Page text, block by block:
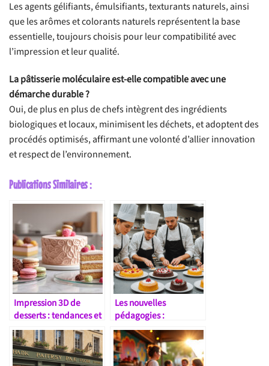
Les agents gélifiants, émulsifiants, texturants naturels, ainsi
que les arômes et colorants naturels représentent la base
essentielle, toujours choisis pour leur compatibilité avec
l’impression et leur qualité.
La pâtisserie moléculaire est-elle compatible avec une
démarche durable ?
Oui, de plus en plus de chefs intègrent des ingrédients
biologiques et locaux, minimisent les déchets, et adoptent des
procédés optimisés, affirmant une volonté d’allier innovation
et respect de l’environnement.
Publications Similaires :
Impression 3D de
desserts : tendances et
perspectives
Les nouvelles
pédagogies :
apprendre par projets
en pâtisserie